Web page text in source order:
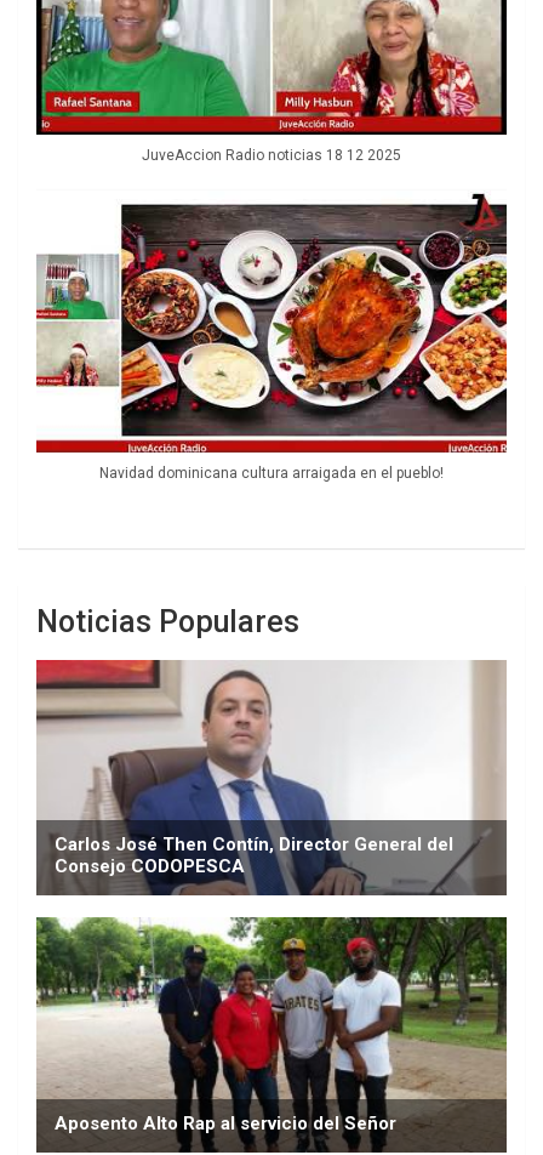
JuveAccion Radio noticias 18 12 2025
Navidad dominicana cultura arraigada en el pueblo!
Noticias Populares